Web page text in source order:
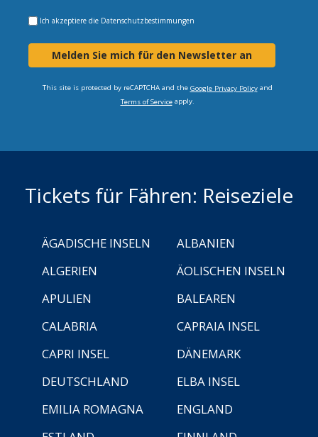
Ich akzeptiere die Datenschutzbestimmungen
Melden Sie mich für den Newsletter an
This site is protected by reCAPTCHA and the Google Privacy Policyand
Terms of Serviceapply.
Tickets für Fähren: Reiseziele
ÄGADISCHE INSELN
ALBANIEN
ALGERIEN
ÄOLISCHEN INSELN
APULIEN
BALEAREN
CALABRIA
CAPRAIA INSEL
CAPRI INSEL
DÄNEMARK
DEUTSCHLAND
ELBA INSEL
EMILIA ROMAGNA
ENGLAND